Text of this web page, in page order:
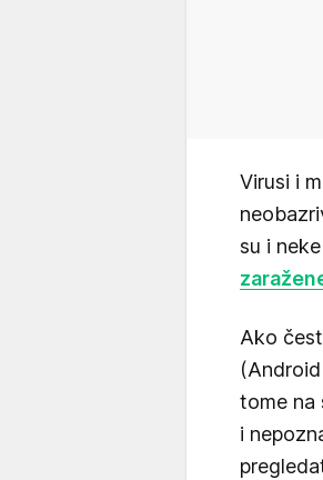
Virusi i
su i
Ako
tome na
i